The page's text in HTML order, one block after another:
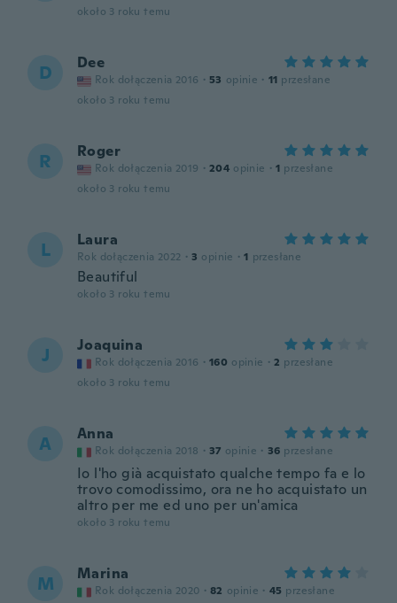
około 3 roku temu
D Dee
Rok dołączenia 2016 · 53 opinie · 11 przesłane
około 3 roku temu
R Roger
Rok dołączenia 2019 · 204 opinie · 1 przesłane
około 3 roku temu
L Laura
Rok dołączenia 2022 · 3 opinie · 1 przesłane
Beautiful
około 3 roku temu
J Joaquina
Rok dołączenia 2016 · 160 opinie · 2 przesłane
około 3 roku temu
A Anna
Rok dołączenia 2018 · 37 opinie · 36 przesłane
Io l'ho già acquistato qualche tempo fa e lo
trovo comodissimo, ora ne ho acquistato un
altro per me ed uno per un'amica
około 3 roku temu
M Marina
Rok dołączenia 2020 · 82 opinie · 45 przesłane